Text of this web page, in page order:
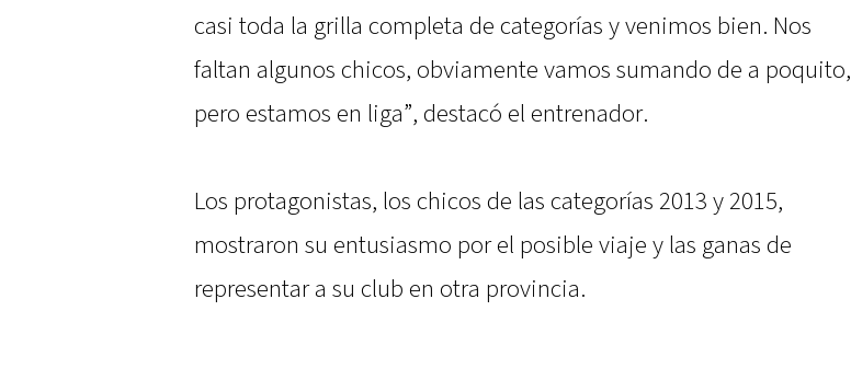
casi toda la grilla completa de categorías y venimos bien. Nos
faltan algunos chicos, obviamente vamos sumando de a poquito,
pero estamos en liga”, destacó el entrenador.
Los protagonistas, los chicos de las categorías 2013 y 2015,
mostraron su entusiasmo por el posible viaje y las ganas de
representar a su club en otra provincia.